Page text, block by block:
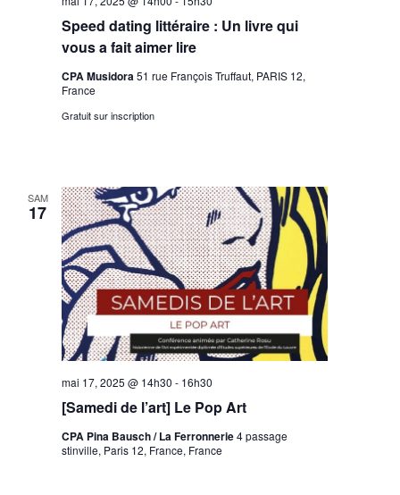
Speed dating littéraire : Un livre qui
vous a fait aimer lire
CPA Musidora51 rue François Truffaut, PARIS 12,
France
Gratuit sur inscription
SAM
17
[Samedi de l’art] Le Pop Art
mai 17, 2025 @ 14h30 - 16h30
CPA Pina Bausch / La Ferronnerie4 passage
stinville, Paris 12, France, France